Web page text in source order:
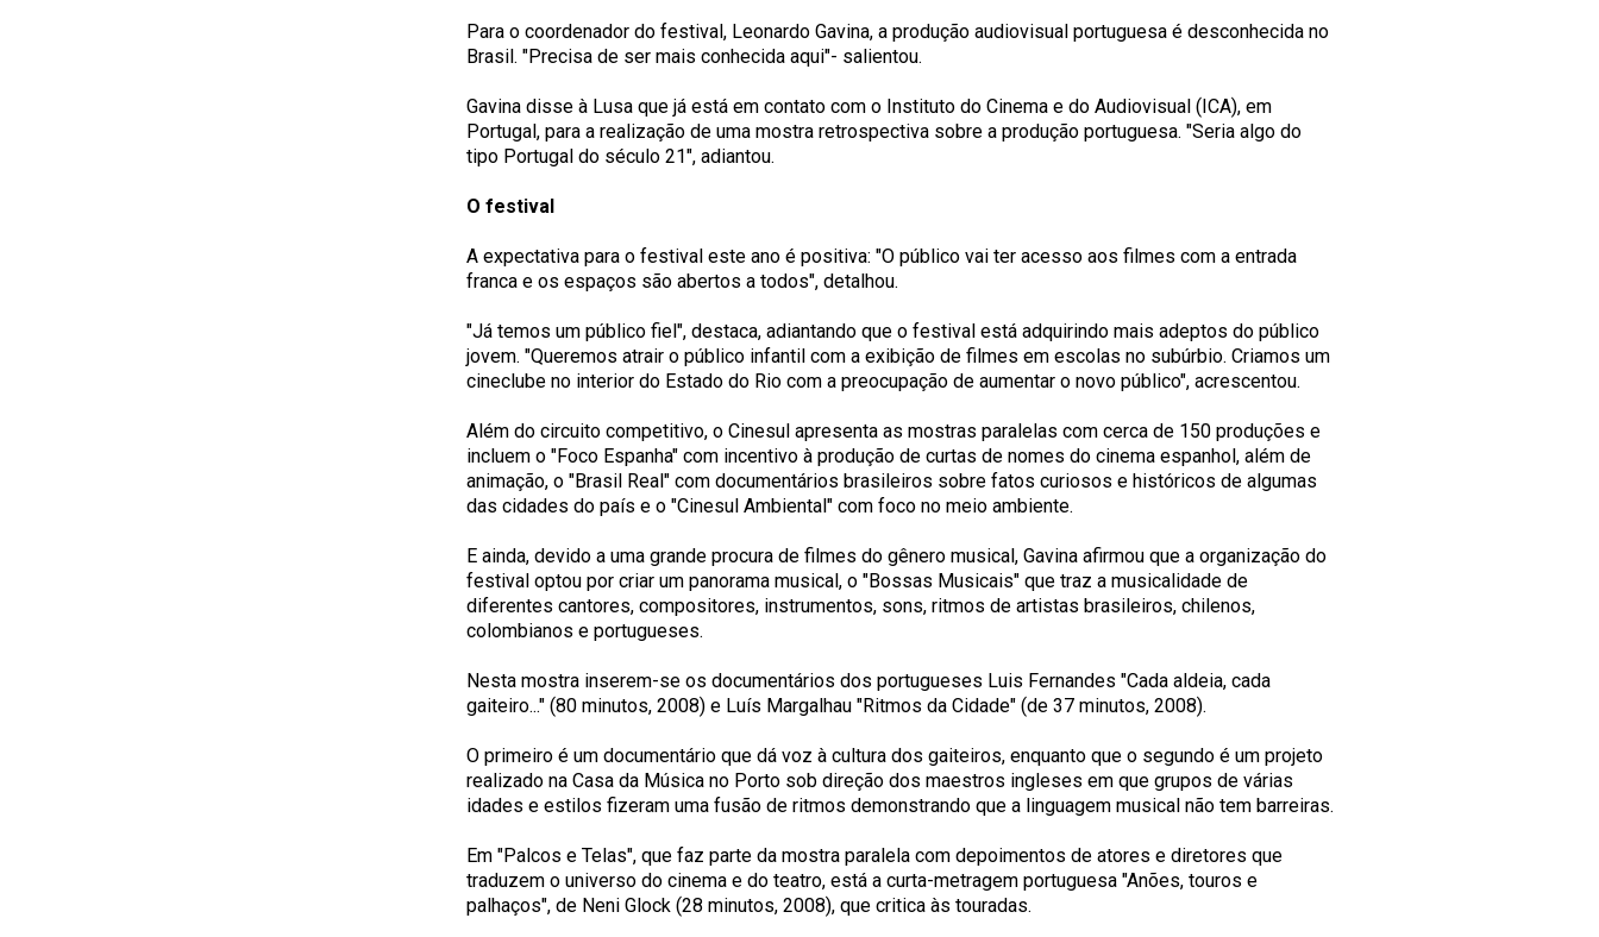
Para o coordenador do festival, Leonardo Gavina, a produção audiovisual portuguesa é desconhecida no
Brasil. "Precisa de ser mais conhecida aqui"- salientou.
Gavina disse à Lusa que já está em contato com o Instituto do Cinema e do Audiovisual (ICA), em
Portugal, para a realização de uma mostra retrospectiva sobre a produção portuguesa. "Seria algo do
tipo Portugal do século 21", adiantou.
O festival
A expectativa para o festival este ano é positiva: "O público vai ter acesso aos filmes com a entrada
franca e os espaços são abertos a todos", detalhou.
"Já temos um público fiel", destaca, adiantando que o festival está adquirindo mais adeptos do público
jovem. "Queremos atrair o público infantil com a exibição de filmes em escolas no subúrbio. Criamos um
cineclube no interior do Estado do Rio com a preocupação de aumentar o novo público", acrescentou.
Além do circuito competitivo, o Cinesul apresenta as mostras paralelas com cerca de 150 produções e
incluem o "Foco Espanha" com incentivo à produção de curtas de nomes do cinema espanhol, além de
animação, o "Brasil Real" com documentários brasileiros sobre fatos curiosos e históricos de algumas
das cidades do país e o "Cinesul Ambiental" com foco no meio ambiente.
E ainda, devido a uma grande procura de filmes do gênero musical, Gavina afirmou que a organização do
festival optou por criar um panorama musical, o "Bossas Musicais" que traz a musicalidade de
diferentes cantores, compositores, instrumentos, sons, ritmos de artistas brasileiros, chilenos,
colombianos e portugueses.
Nesta mostra inserem-se os documentários dos portugueses Luis Fernandes "Cada aldeia, cada
gaiteiro..." (80 minutos, 2008) e Luís Margalhau "Ritmos da Cidade" (de 37 minutos, 2008).
O primeiro é um documentário que dá voz à cultura dos gaiteiros, enquanto que o segundo é um projeto
realizado na Casa da Música no Porto sob direção dos maestros ingleses em que grupos de várias
idades e estilos fizeram uma fusão de ritmos demonstrando que a linguagem musical não tem barreiras.
Em "Palcos e Telas", que faz parte da mostra paralela com depoimentos de atores e diretores que
traduzem o universo do cinema e do teatro, está a curta-metragem portuguesa "Anões, touros e
palhaços", de Neni Glock (28 minutos, 2008), que critica às touradas.